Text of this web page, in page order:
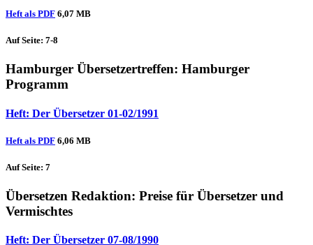
Heft als PDF 6,07 MB
Auf Seite: 7-8
Hamburger Übersetzertreffen: Hamburger
Programm
Heft: Der Übersetzer 01-02/1991
Heft als PDF 6,06 MB
Auf Seite: 7
Übersetzen Redaktion: Preise für Übersetzer und
Vermischtes
Heft: Der Übersetzer 07-08/1990